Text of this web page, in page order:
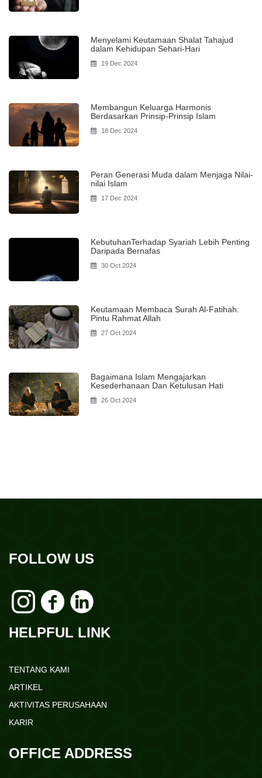
Menyelami Keutamaan Shalat Tahajud
dalam Kehidupan Sehari-Hari
19 Dec 2024
Membangun Keluarga Harmonis
Berdasarkan Prinsip-Prinsip Islam
18 Dec 2024
Peran Generasi Muda dalam Menjaga Nilai-
nilai Islam
17 Dec 2024
KebutuhanTerhadap Syariah Lebih Penting
Daripada Bernafas
30 Oct 2024
Keutamaan Membaca Surah Al-Fatihah:
Pintu Rahmat Allah
27 Oct 2024
Bagaimana Islam Mengajarkan
Kesederhanaan Dan Ketulusan Hati
26 Oct 2024
FOLLOW US
HELPFUL LINK
TENTANG KAMI
ARTIKEL
AKTIVITAS PERUSAHAAN
KARIR
OFFICE ADDRESS